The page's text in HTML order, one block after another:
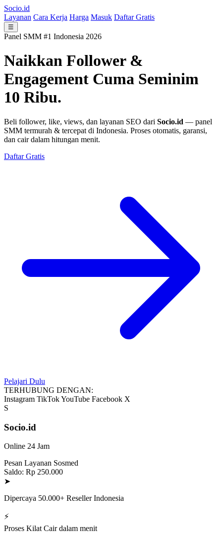
Socio.id
Layanan Cara Kerja Harga Masuk Daftar Gratis
☰
Panel SMM #1 Indonesia 2026
Naikkan Follower &
Engagement Cuma Seminim
10 Ribu.
Beli follower, like, views, dan layanan SEO dari Socio.id — panel
SMM termurah & tercepat di Indonesia. Proses otomatis, garansi,
dan cair dalam hitungan menit.
Daftar Gratis
Pelajari Dulu
TERHUBUNG DENGAN:
Instagram TikTokYouTube Facebook X
S
Socio.id
Online 24 Jam
Pesan Layanan Sosmed
Saldo: Rp 250.000
➤
Dipercaya 50.000+ Reseller Indonesia
⚡
Proses Kilat Cair dalam menit